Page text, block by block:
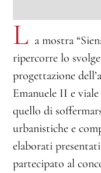
L a mostra
ripercorre lo
progettazione
Emanuele II e
quello di
urbanistiche e
elaborati
partecipato al